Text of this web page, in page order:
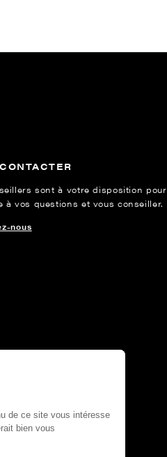
sont à votre disposition pour
à vos questions et vous conseiller.
nous
de ce site vous intéresse
bien vous